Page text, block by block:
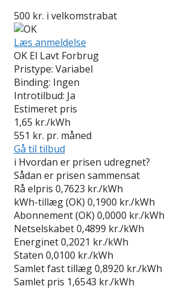
500 kr. i velkomstrabat
Læs anmeldelse
OK El Lavt Forbrug
Pristype: Variabel
Binding: Ingen
Introtilbud: Ja
Estimeret pris
1,65 kr./kWh
551 kr. pr. måned
Gå til tilbud
i Hvordan er prisen udregnet?
Sådan er prisen sammensat
Rå elpris 0,7623 kr./kWh
kWh-tillæg (OK) 0,1900 kr./kWh
Abonnement (OK) 0,0000 kr./kWh
Netselskabet0,4899 kr./kWh
Energinet0,2021 kr./kWh
Staten 0,0100 kr./kWh
Samlet fast tillæg0,8920 kr./kWh
Samlet pris 1,6543 kr./kWh